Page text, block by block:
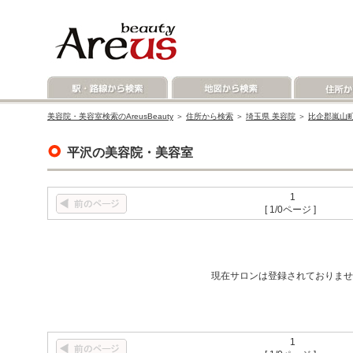
美容院・美容室検索のAreusBeauty ＞ 住所から検索 ＞ 埼玉県 美容院 ＞ 比企郡嵐山
平沢の美容院・美容室
1
[ 1/0ページ ]
現在サロンは登録されておりま
1